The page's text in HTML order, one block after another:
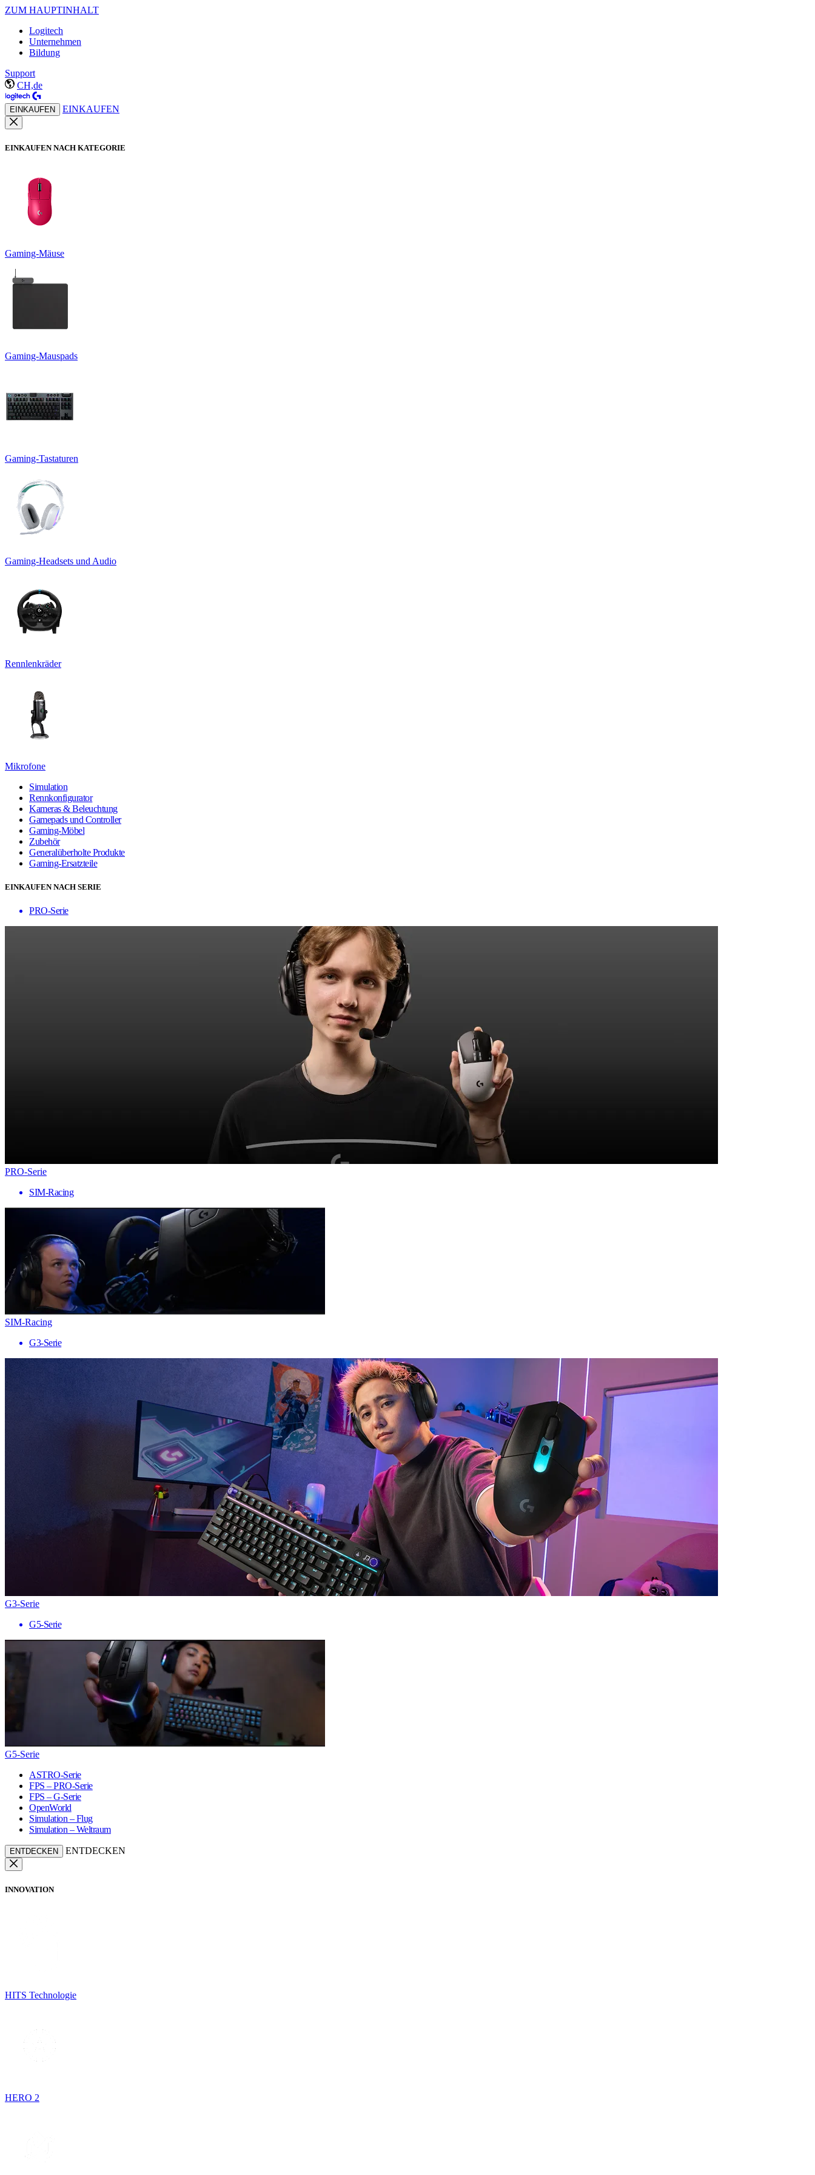
ZUM HAUPTINHALT
Logitech
Unternehmen
Bildung
Support
CH,de
EINKAUFEN EINKAUFEN
EINKAUFEN NACH KATEGORIE
Gaming-Mäuse
Gaming-Mauspads
Gaming-Tastaturen
Gaming-Headsets und Audio
Rennlenkräder
Mikrofone
Simulation
Rennkonfigurator
Kameras & Beleuchtung
Gamepads und Controller
Gaming-Möbel
Zubehör
Generalüberholte Produkte
Gaming-Ersatzteile
EINKAUFEN NACH SERIE
PRO-Serie
PRO-Serie
SIM-Racing
SIM-Racing
G3-Serie
G3-Serie
G5-Serie
G5-Serie
ASTRO-Serie
FPS – PRO-Serie
FPS – G-Serie
OpenWorld
Simulation – Flug
Simulation – Weltraum
ENTDECKEN ENTDECKEN
INNOVATION
HITS Technologie
HERO 2